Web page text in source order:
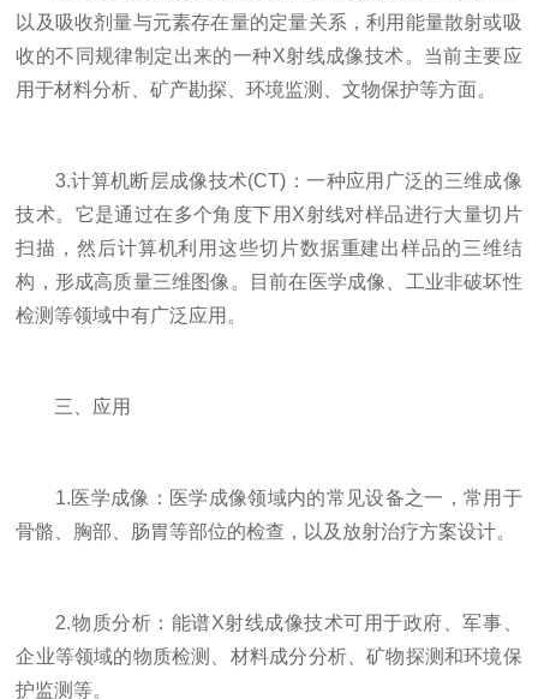
以及吸收剂量与元素存在量的定量关系，利用能量散射或吸
收的不同规律制定出来的一种X射线成像技术。当前主要应
用于材料分析、矿产勘探、环境监测、文物保护等方面。
3.计算机断层成像技术(CT)：一种应用广泛的三维成像
技术。它是通过在多个角度下用X射线对样品进行大量切片
扫描，然后计算机利用这些切片数据重建出样品的三维结
构，形成高质量三维图像。目前在医学成像、工业非破坏性
检测等领域中有广泛应用。
三、应用
1.医学成像：医学成像领域内的常见设备之一，常用于
骨骼、胸部、肠胃等部位的检查，以及放射治疗方案设计。
2.物质分析：能谱X射线成像技术可用于政府、军事、
企业等领域的物质检测、材料成分分析、矿物探测和环境保
护监测等。